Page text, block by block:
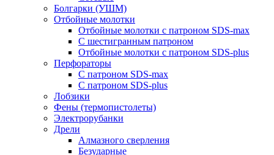
Болгарки (УШМ)
Отбойные молотки
Отбойные молотки с патроном SDS-max
С шестигранным патроном
Отбойные молотки с патроном SDS-plus
Перфораторы
С патроном SDS-max
С патроном SDS-plus
Лобзики
Фены (термопистолеты)
Электрорубанки
Дрели
Алмазного сверления
Безударные